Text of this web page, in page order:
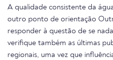
A qualidade consistente da
outro ponto de orientação
responder à questão de se
verifique também as últimas
regionais, uma vez que